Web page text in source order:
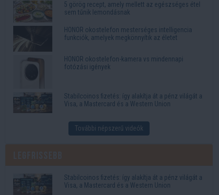
5 görög recept, amely mellett az egészséges étel
sem tűnik lemondásnak
HONOR okostelefon mesterséges intelligencia
funkciók, amelyek megkönnyítik az életet
HONOR okostelefon-kamera vs mindennapi
fotózási igények
Stabilcoinos fizetés: így alakítja át a pénz világát a
Visa, a Mastercard és a Western Union
További népszerű videók
Stabilcoinos fizetés: így alakítja át a pénz világát a
Visa, a Mastercard és a Western Union